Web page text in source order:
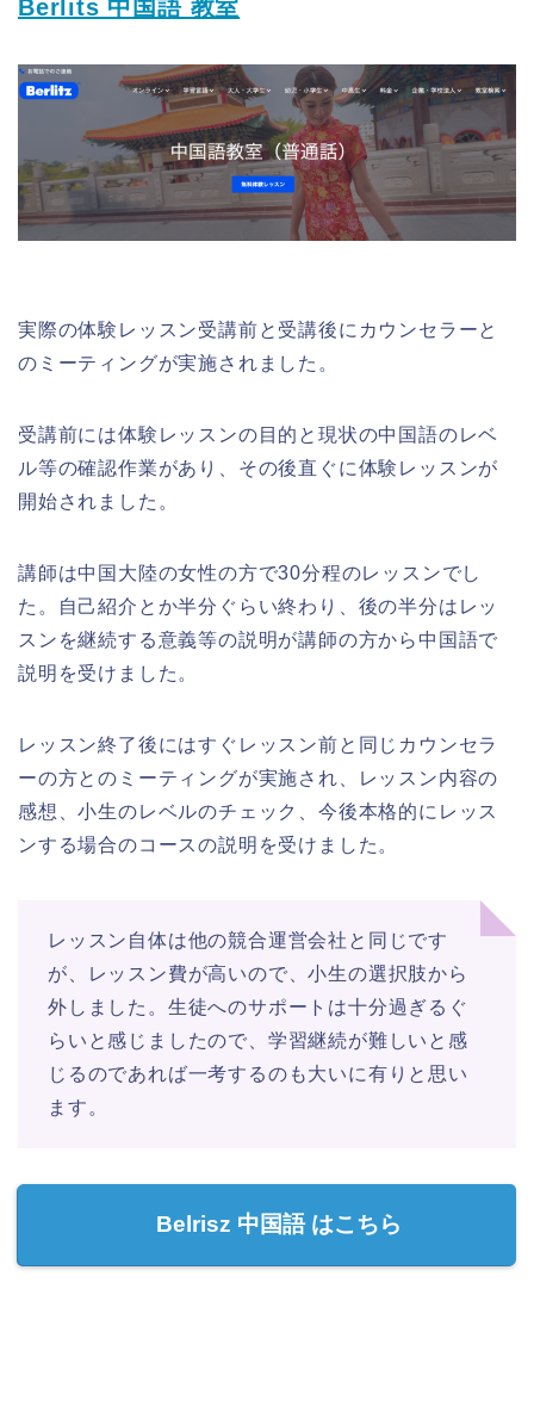
Berlits 中国語 教室
実際の体験レッスン受講前と受講後にカウンセラーと
のミーティングが実施されました。
受講前には体験レッスンの目的と現状の中国語のレベ
ル等の確認作業があり、その後直ぐに体験レッスンが
開始されました。
講師は中国大陸の女性の方で30分程のレッスンでし
た。自己紹介とか半分ぐらい終わり、後の半分はレッ
スンを継続する意義等の説明が講師の方から中国語で
説明を受けました。
レッスン終了後にはすぐレッスン前と同じカウンセラ
ーの方とのミーティングが実施され、レッスン内容の
感想、小生のレベルのチェック、今後本格的にレッス
ンする場合のコースの説明を受けました。
レッスン自体は他の競合運営会社と同じです
が、レッスン費が高いので、小生の選択肢から
外しました。生徒へのサポートは十分過ぎるぐ
らいと感じましたので、学習継続が難しいと感
じるのであれば一考するのも大いに有りと思い
ます。
Belrisz 中国語 はこちら